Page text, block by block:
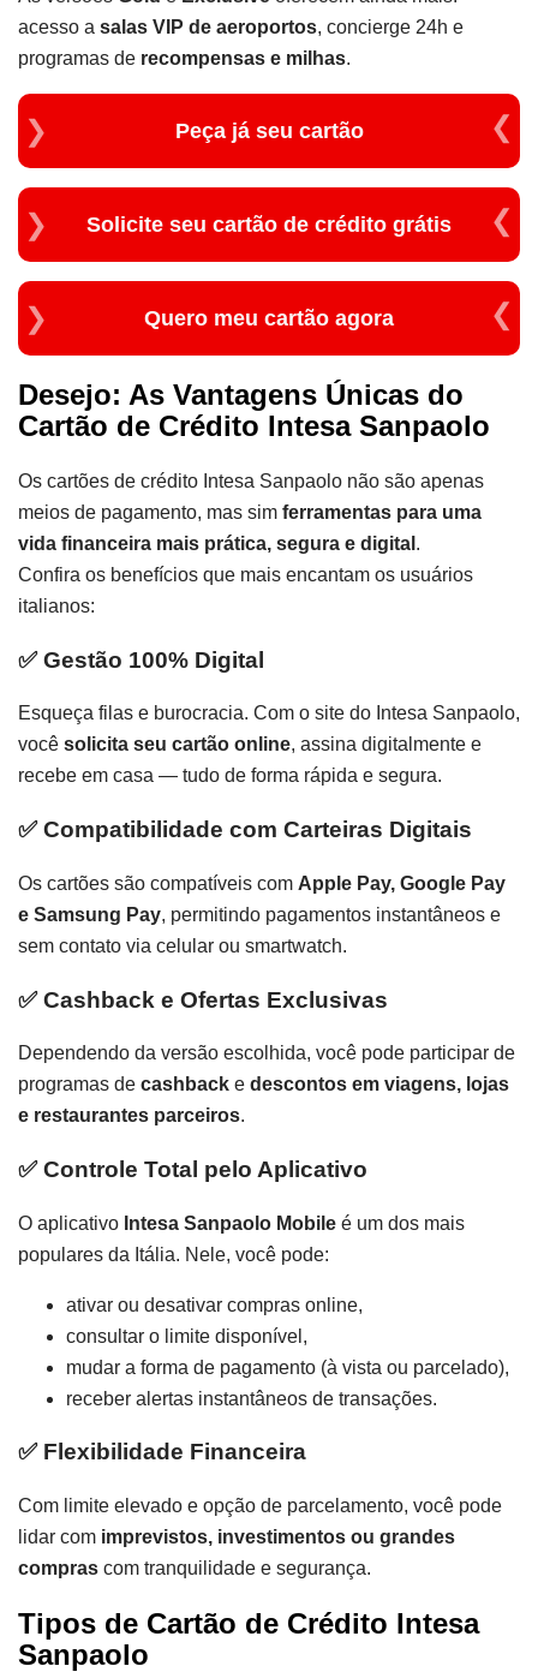
acesso a salas VIP de aeroportos, concierge 24h e
programas de recompensas e milhas.
Peça já seu cartão
Solicite seu cartão de crédito grátis
Quero meu cartão agora
Desejo: As Vantagens Únicas do
Cartão de Crédito Intesa Sanpaolo
Os cartões de crédito Intesa Sanpaolo não são apenas
meios de pagamento, mas sim ferramentas para uma
vida financeira mais prática, segura e digital .
Confira os benefícios que mais encantam os usuários
italianos:
✅Gestão 100% Digital
Esqueça filas e burocracia. Com o site do Intesa Sanpaolo,
você solicita seu cartão online, assina digitalmente e
recebe em casa — tudo de forma rápida e segura.
✅Compatibilidade com Carteiras Digitais
Os cartões são compatíveis com Apple Pay, Google Pay
e Samsung Pay, permitindo pagamentos instantâneos e
sem contato via celular ou smartwatch.
✅Cashback e Ofertas Exclusivas
Dependendo da versão escolhida, você pode participar de
programas de cashback e descontos em viagens, lojas
e restaurantes parceiros.
✅Controle Total pelo Aplicativo
O aplicativo Intesa Sanpaolo Mobile é um dos mais
populares da Itália. Nele, você pode:
ativar ou desativar compras online,
consultar o limite disponível,
mudar a forma de pagamento (à vista ou parcelado),
receber alertas instantâneos de transações.
✅ Flexibilidade Financeira
Com limite elevado e opção de parcelamento, você pode
lidar com imprevistos, investimentos ou grandes
compras com tranquilidade e segurança.
Tipos de Cartão de Crédito Intesa
Sanpaolo